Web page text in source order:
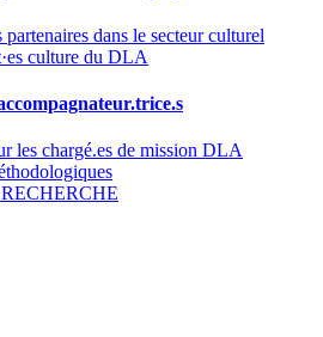
dans le secteur culturel
culture du DLA
les chargé.es de mission DLA